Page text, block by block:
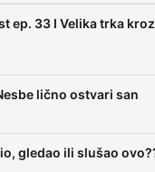
ep. 33 I Velika trka kroz
lično ostvari san
gledao ili slušao